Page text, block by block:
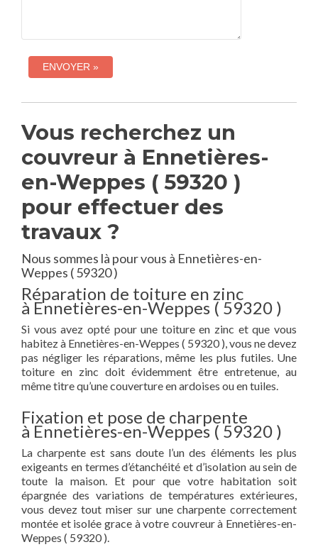
Vous recherchez un
couvreur à Ennetières-
en-Weppes ( 59320 )
pour effectuer des
travaux ?
Nous sommes là pour vous à Ennetières-en-
Weppes ( 59320 )
Réparation de toiture en zinc
à Ennetières-en-Weppes ( 59320 )
Si vous avez opté pour une toiture en zinc et que vous
habitez à Ennetières-en-Weppes ( 59320 ), vous ne devez
pas négliger les réparations, même les plus futiles. Une
toiture en zinc doit évidemment être entretenue, au
même titre qu’une couverture en ardoises ou en tuiles.
Fixation et pose de charpente
à Ennetières-en-Weppes ( 59320 )
La charpente est sans doute l’un des éléments les plus
exigeants en termes d’étanchéité et d’isolation au sein de
toute la maison. Et pour que votre habitation soit
épargnée des variations de températures extérieures,
vous devez tout miser sur une charpente correctement
montée et isolée grace à votre couvreur à Ennetières-en-
Weppes ( 59320 ).